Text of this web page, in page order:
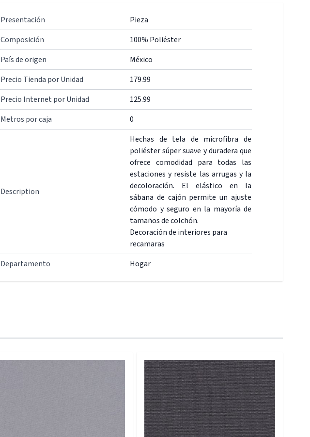
Presentación
Pieza
Composición
100% Poliéster
País de origen
México
Precio Tienda por Unidad
179.99
Precio Internet por Unidad
125.99
Metros por caja
0
Description
Hechas de tela de microfibra de
poliéster súper suave y duradera que
ofrece comodidad para todas las
estaciones y resiste las arrugas y la
decoloración. El elástico en la
sábana de cajón permite un ajuste
cómodo y seguro en la mayoría de
tamaños de colchón.
Decoración de interiores para
recamaras
Departamento
Hogar